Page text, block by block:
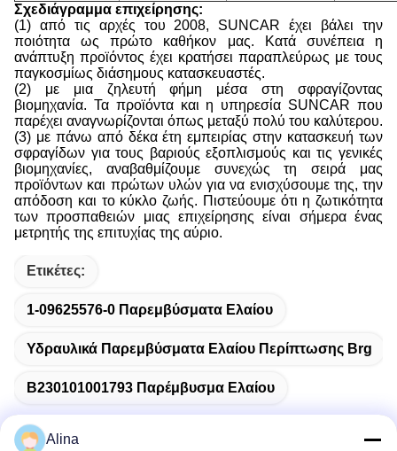
Σχεδιάγραμμα επιχείρησης:
(1) από τις αρχές του 2008, SUNCAR έχει βάλει την
ποιότητα ως πρώτο καθήκον μας. Κατά συνέπεια η
ανάπτυξη προϊόντος έχει κρατήσει παραπλεύρως με τους
παγκοσμίως διάσημους κατασκευαστές.
(2) με μια ζηλευτή φήμη μέσα στη σφραγίζοντας
βιομηχανία. Τα προϊόντα και η υπηρεσία SUNCAR που
παρέχει αναγνωρίζονται όπως μεταξύ πολύ του καλύτερου.
(3) με πάνω από δέκα έτη εμπειρίας στην κατασκευή των
σφραγίδων για τους βαριούς εξοπλισμούς και τις γενικές
βιομηχανίες, αναβαθμίζουμε συνεχώς τη σειρά μας
προϊόντων και πρώτων υλών για να ενισχύσουμε της, την
απόδοση και το κύκλο ζωής. Πιστεύουμε ότι η ζωτικότητα
των προσπαθειών μιας επιχείρησης είναι σήμερα ένας
μετρητής της επιτυχίας της αύριο.
Ετικέτες:
1-09625576-0 Παρεμβύσματα Ελαίου
Υδραυλικά Παρεμβύσματα Ελαίου Περίπτωσης Brg
B230101001793 Παρέμβυσμα Ελαίου
Alina